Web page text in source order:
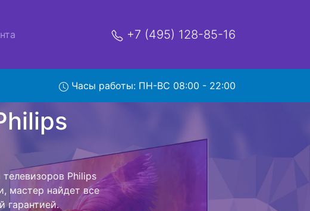
+7 (495) 128-85-16
Часы работы: ПН-ВС 08:00 - 22:00
с
центр и обратно - с
телевизор для
ремонта
обратно.